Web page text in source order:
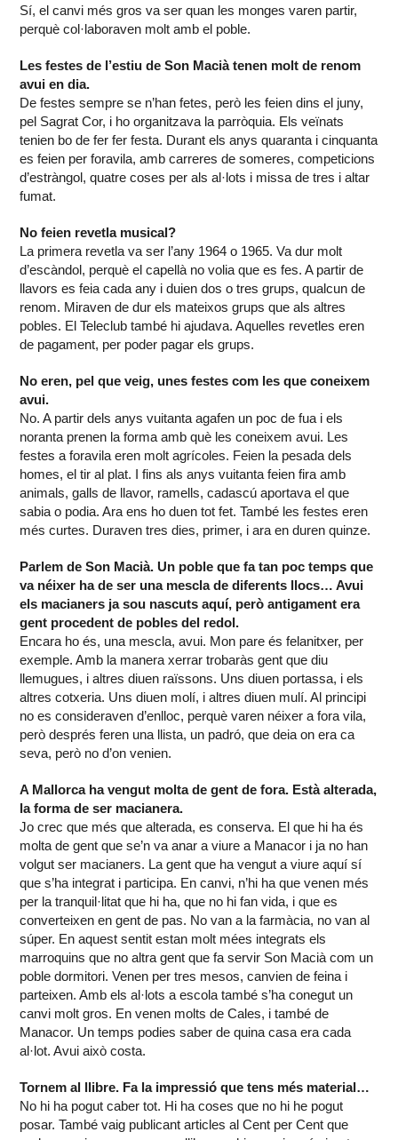
Sí, el canvi més gros va ser quan les monges varen partir,
perquè col·laboraven molt amb el poble.
Les festes de l’estiu de Son Macià tenen molt de renom
avui en dia.
De festes sempre se n’han fetes, però les feien dins el juny,
pel Sagrat Cor, i ho organitzava la parròquia. Els veïnats
tenien bo de fer fer festa. Durant els anys quaranta i cinquanta
es feien per foravila, amb carreres de someres, competicions
d’estràngol, quatre coses per als al·lots i missa de tres i altar
fumat.
No feien revetla musical?
La primera revetla va ser l’any 1964 o 1965. Va dur molt
d’escàndol, perquè el capellà no volia que es fes. A partir de
llavors es feia cada any i duien dos o tres grups, qualcun de
renom. Miraven de dur els mateixos grups que als altres
pobles. El Teleclub també hi ajudava. Aquelles revetles eren
de pagament, per poder pagar els grups.
No eren, pel que veig, unes festes com les que coneixem
avui.
No. A partir dels anys vuitanta agafen un poc de fua i els
noranta prenen la forma amb què les coneixem avui. Les
festes a foravila eren molt agrícoles. Feien la pesada dels
homes, el tir al plat. I fins als anys vuitanta feien fira amb
animals, galls de llavor, ramells, cadascú aportava el que
sabia o podia. Ara ens ho duen tot fet. També les festes eren
més curtes. Duraven tres dies, primer, i ara en duren quinze.
Parlem de Son Macià. Un poble que fa tan poc temps que
va néixer ha de ser una mescla de diferents llocs… Avui
els macianers ja sou nascuts aquí, però antigament era
gent procedent de pobles del redol.
Encara ho és, una mescla, avui. Mon pare és felanitxer, per
exemple. Amb la manera xerrar trobaràs gent que diu
llemugues, i altres diuen raïssons. Uns diuen portassa, i els
altres cotxeria. Uns diuen molí, i altres diuen mulí. Al principi
no es consideraven d’enlloc, perquè varen néixer a fora vila,
però després feren una llista, un padró, que deia on era ca
seva, però no d’on venien.
A Mallorca ha vengut molta de gent de fora. Està alterada,
la forma de ser macianera.
Jo crec que més que alterada, es conserva. El que hi ha és
molta de gent que se’n va anar a viure a Manacor i ja no han
volgut ser macianers. La gent que ha vengut a viure aquí sí
que s’ha integrat i participa. En canvi, n’hi ha que venen més
per la tranquil·litat que hi ha, que no hi fan vida, i que es
converteixen en gent de pas. No van a la farmàcia, no van al
súper. En aquest sentit estan molt mées integrats els
marroquins que no altra gent que fa servir Son Macià com un
poble dormitori. Venen per tres mesos, canvien de feina i
parteixen. Amb els al·lots a escola també s’ha conegut un
canvi molt gros. En venen molts de Cales, i també de
Manacor. Un temps podies saber de quina casa era cada
al·lot. Avui això costa.
Tornem al llibre. Fa la impressió que tens més material…
No hi ha pogut caber tot. Hi ha coses que no hi he pogut
posar. També vaig publicant articles al Cent per Cent que